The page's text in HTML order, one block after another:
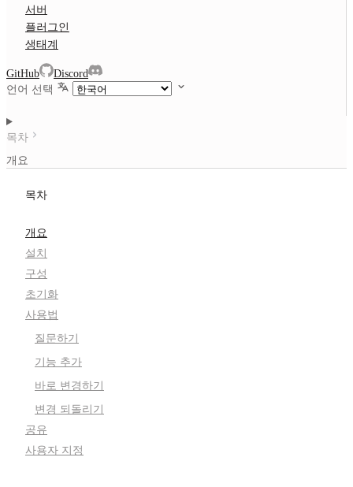
서버
플러그인
생태계
GitHub
Discord
언어 선택
목차
개요
목차
개요
설치
구성
초기화
사용법
질문하기
기능 추가
바로 변경하기
변경 되돌리기
공유
사용자 지정